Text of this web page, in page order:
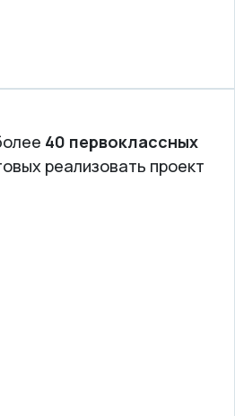
40 первоклассных
реализовать проект